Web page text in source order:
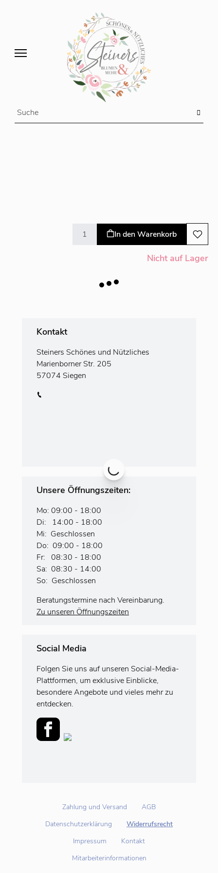
In den Warenkorb
Nicht auf Lager
Kontakt
Steiners Schönes und Nützliches
Marienborner Str. 205
57074 Siegen
Unsere Öffnungszeiten:
Mo: 09:00 - 18:00
Di: 14:00 - 18:00
Mi: Geschlossen
Do: 09:00 - 18:00
Fr: 08:30 - 18:00
Sa: 08:30 - 14:00
So: Geschlossen
Beratungstermine nach Vereinbarung.
Zu unseren Öffnungszeiten
Social Media
Folgen Sie uns auf unseren Social-Media-
Plattformen, um exklusive Einblicke,
besondere Angebote und vieles mehr zu
entdecken.
Zahlung und Versand
AGB
Datenschutzerklärung
Widerrufsrecht
Impressum
Kontakt
Mitarbeiterinformationen